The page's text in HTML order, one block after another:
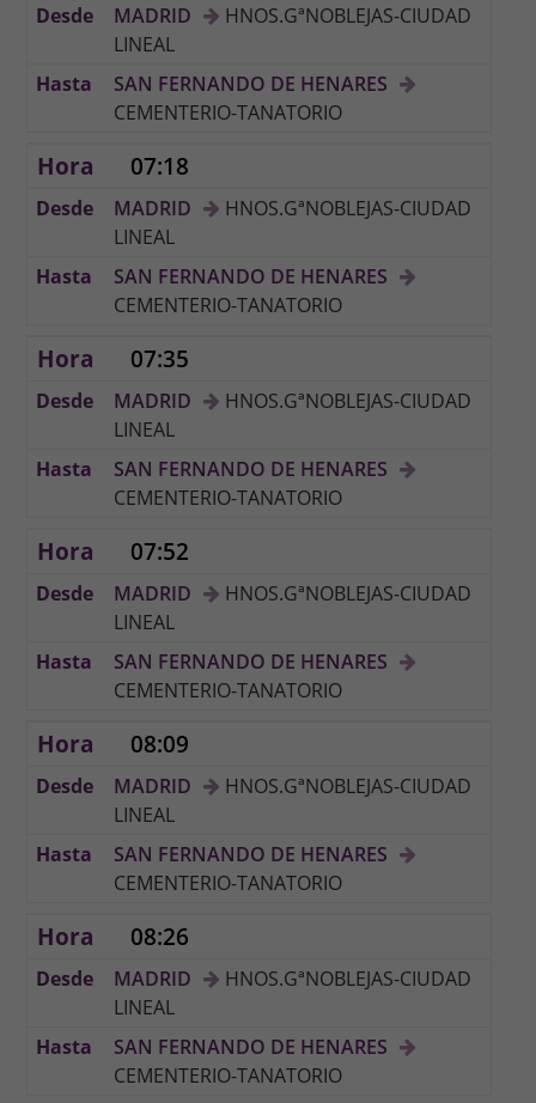
MADRID
HNOS.GªNOBLEJAS-CIUDAD
LINEAL
SAN FERNANDO DE HENARES
CEMENTERIO-TANATORIO
07:18
MADRID
HNOS.GªNOBLEJAS-CIUDAD
LINEAL
SAN FERNANDO DE HENARES
CEMENTERIO-TANATORIO
07:35
MADRID
HNOS.GªNOBLEJAS-CIUDAD
LINEAL
SAN FERNANDO DE HENARES
CEMENTERIO-TANATORIO
07:52
MADRID
HNOS.GªNOBLEJAS-CIUDAD
LINEAL
SAN FERNANDO DE HENARES
CEMENTERIO-TANATORIO
08:09
MADRID
HNOS.GªNOBLEJAS-CIUDAD
LINEAL
SAN FERNANDO DE HENARES
CEMENTERIO-TANATORIO
08:26
MADRID
HNOS.GªNOBLEJAS-CIUDAD
LINEAL
SAN FERNANDO DE HENARES
CEMENTERIO-TANATORIO